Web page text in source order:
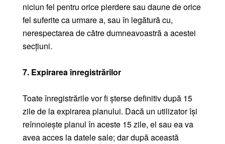
niciun fel pentru orice pierdere sau daune de orice
fel suferite ca urmare a, sau în legătură cu,
nerespectarea de către dumneavoastră a acestei
secțiuni.
7. Expirarea înregistrărilor
Toate înregistrările vor fi șterse definitiv după 15
zile de la expirarea planului. Dacă un utilizator își
reînnoiește planul în aceste 15 zile, el sau ea va
avea acces la datele sale; dar după această